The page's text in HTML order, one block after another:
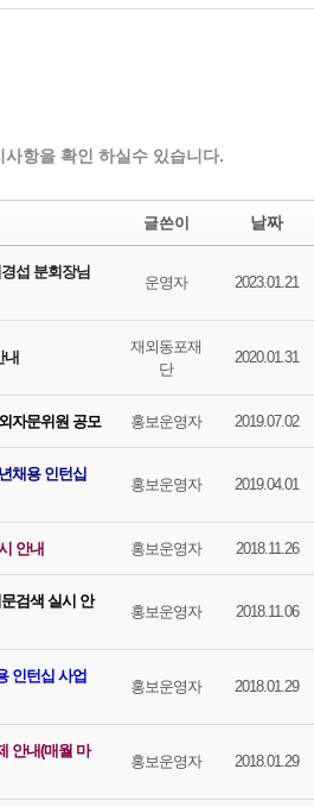
항을 확인 하실수 있습니다.
글쓴이 날짜
섭 분회장님
운영자 2023.01.21
내
재외동포재
단
2020.01.31
자문위원 공모 홍보운영자 2019.07.02
채용 인턴십
홍보운영자 2019.04.01
안내 홍보운영자 2018.11.26
검색 실시 안
홍보운영자 2018.11.06
인턴십 사업
홍보운영자 2018.01.29
안내(매월 마
홍보운영자 2018.01.29